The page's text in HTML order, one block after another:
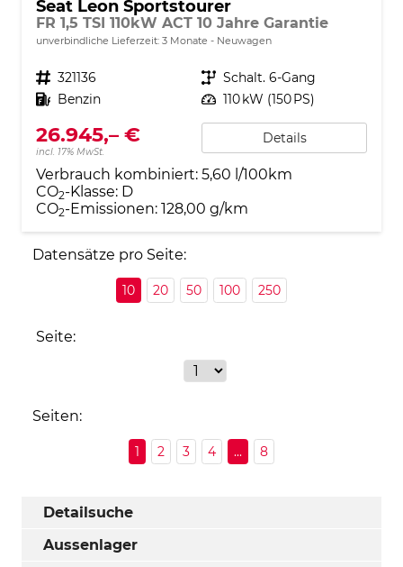
Seat Leon Sportstourer
FR 1,5 TSI 110kW ACT 10 Jahre Garantie
unverbindliche Lieferzeit: 3 Monate Neuwagen
Fahrzeugnr. 321136 Getriebe Schalt. 6-Gang
Kraftstoff Benzin Leistung 110 kW (150 PS)
26.945,– €
incl. 17% MwSt.
Details
Verbrauch kombiniert: 5,60 l/100km
CO2-Klasse: D
CO2-Emissionen: 128,00 g/km
Datensätze pro Seite:
10 20 50 100 250
Seite:
Seiten:
1 2 3 4 ... 8
Detailsuche
Aussenlager